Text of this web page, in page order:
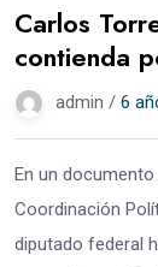
Carlos
contienda
admin / 6
En un
Coordinación
diputado federal